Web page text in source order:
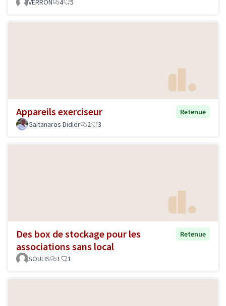
VERRON 4 5
Appareils exerciseur
Retenue
Gaïtanaros Didier
2 3
Des box de stockage pour les
associations sans local
Retenue
SOULIS 1 1